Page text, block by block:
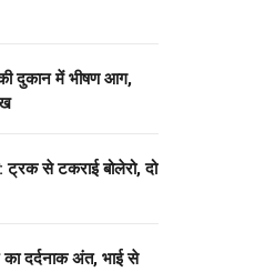
की दुकान में भीषण आग,
से टकराई बोलेरो, दो
दर्दनाक अंत, भाई से